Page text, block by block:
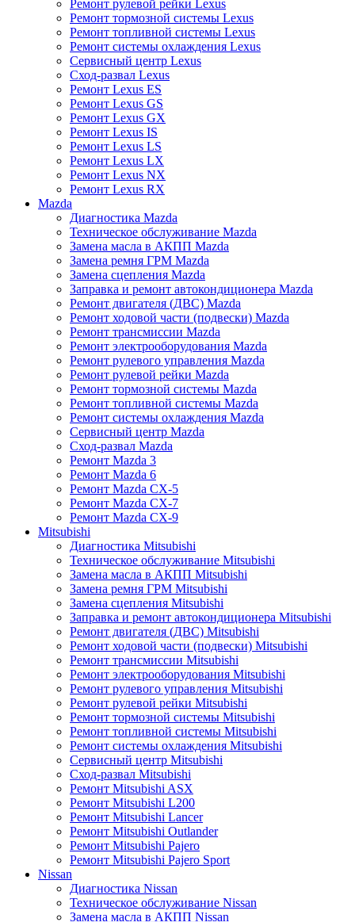
Ремонт рулевой рейки Lexus
Ремонт тормозной системы Lexus
Ремонт топливной системы Lexus
Ремонт системы охлаждения Lexus
Сервисный центр Lexus
Сход-развал Lexus
Ремонт Lexus ES
Ремонт Lexus GS
Ремонт Lexus GX
Ремонт Lexus IS
Ремонт Lexus LS
Ремонт Lexus LX
Ремонт Lexus NX
Ремонт Lexus RX
Mazda
Диагностика Mazda
Техническое обслуживание Mazda
Замена масла в АКПП Mazda
Замена ремня ГРМ Mazda
Замена сцепления Mazda
Заправка и ремонт автокондиционера Mazda
Ремонт двигателя (ДВС) Mazda
Ремонт ходовой части (подвески) Mazda
Ремонт трансмиссии Mazda
Ремонт электрооборудования Mazda
Ремонт рулевого управления Mazda
Ремонт рулевой рейки Mazda
Ремонт тормозной системы Mazda
Ремонт топливной системы Mazda
Ремонт системы охлаждения Mazda
Сервисный центр Mazda
Сход-развал Mazda
Ремонт Mazda 3
Ремонт Mazda 6
Ремонт Mazda CX-5
Ремонт Mazda CX-7
Ремонт Mazda CX-9
Mitsubishi
Диагностика Mitsubishi
Техническое обслуживание Mitsubishi
Замена масла в АКПП Mitsubishi
Замена ремня ГРМ Mitsubishi
Замена сцепления Mitsubishi
Заправка и ремонт автокондиционера Mitsubishi
Ремонт двигателя (ДВС) Mitsubishi
Ремонт ходовой части (подвески) Mitsubishi
Ремонт трансмиссии Mitsubishi
Ремонт электрооборудования Mitsubishi
Ремонт рулевого управления Mitsubishi
Ремонт рулевой рейки Mitsubishi
Ремонт тормозной системы Mitsubishi
Ремонт топливной системы Mitsubishi
Ремонт системы охлаждения Mitsubishi
Сервисный центр Mitsubishi
Сход-развал Mitsubishi
Ремонт Mitsubishi ASX
Ремонт Mitsubishi L200
Ремонт Mitsubishi Lancer
Ремонт Mitsubishi Outlander
Ремонт Mitsubishi Pajero
Ремонт Mitsubishi Pajero Sport
Nissan
Диагностика Nissan
Техническое обслуживание Nissan
Замена масла в АКПП Nissan